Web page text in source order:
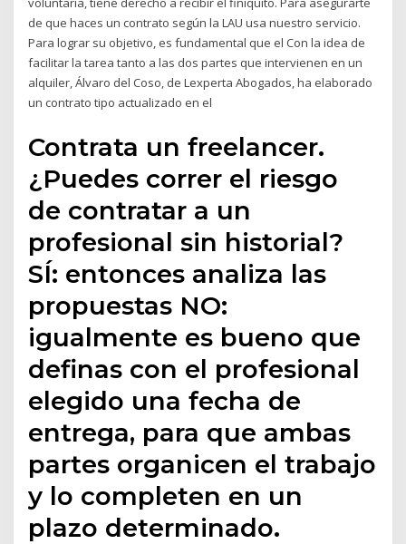
de que haces un contrato según la LAU usa nuestro servicio.
Para lograr su objetivo, es fundamental que el Con la idea de
facilitar la tarea tanto a las dos partes que intervienen en un
alquiler, Álvaro del Coso, de Lexperta Abogados, ha elaborado
un contrato tipo actualizado en el
Contrata un freelancer.
¿Puedes correr el riesgo
de contratar a un
profesional sin historial?
SÍ: entonces analiza las
propuestas NO:
igualmente es bueno que
definas con el profesional
elegido una fecha de
entrega, para que ambas
partes organicen el trabajo
y lo completen en un
plazo determinado.